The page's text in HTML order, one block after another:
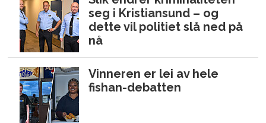
seg i Kristiansund – og
dette vil politiet slå ned på
nå
Vinneren er lei av hele
fishan-debatten